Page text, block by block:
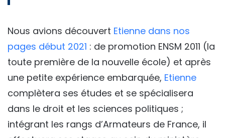
Nous avions découvert Etienne dans nos
pages début 2021 : de promotion ENSM 2011 (la
toute première de la nouvelle école) et après
une petite expérience embarquée, Etienne
complètera ses études et se spécialisera
dans le droit et les sciences politiques ;
intégrant les rangs d’Armateurs de France, il